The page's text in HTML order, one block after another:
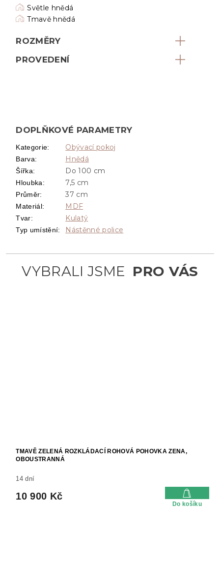
TMAVĚ ZELENÁ ROZKLÁDACÍ ROHOVÁ POHOVKA ZENA,
OBOUSTRANNÁ
14 dní
10 900 Kč
Do košíku
Světle hnědá
Tmavě hnědá
ROZMĚRY
PROVEDENÍ
DOPLŇKOVÉ PARAMETRY
Kategorie: Obývací pokoj
Barva: Hnědá
Šířka: Do 100 cm
Hloubka: 7,5 cm
Průměr: 37 cm
Materiál: MDF
Tvar: Kulatý
Typ umístění: Nástěnné police